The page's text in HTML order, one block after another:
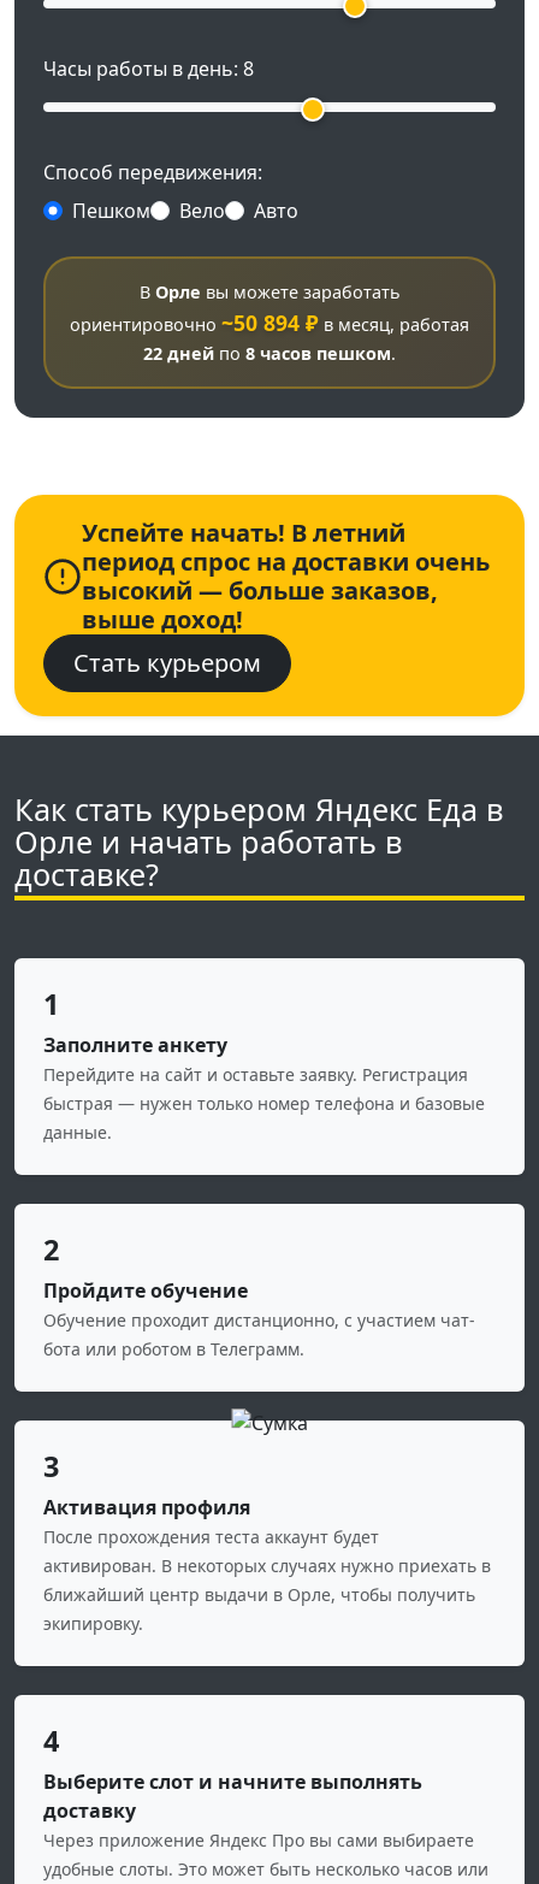
Часы работы в день: 8
Способ передвижения:
Пешком
Вело Авто
В Орле вы можете заработать
ориентировочно ~50 894 ₽ в месяц, работая
22 дней по 8 часов пешком.
Успейте начать! В летний
период спрос на доставки очень
высокий — больше заказов,
выше доход!
Стать курьером
Как стать курьером Яндекс Еда в
Орле и начать работать в
доставке?
1
Заполните анкету
Перейдите на сайт и оставьте заявку. Регистрация
быстрая — нужен только номер телефона и базовые
данные.
2
Пройдите обучение
Обучение проходит дистанционно, с участием чат-
бота или роботом в Телеграмм.
3
Активация профиля
После прохождения теста аккаунт будет
активирован. В некоторых случаях нужно приехать в
ближайший центр выдачи в Орле, чтобы получить
экипировку.
4
Выберите слот и начните выполнять
доставку
Через приложение Яндекс Про вы сами выбираете
удобные слоты. Это может быть несколько часов или